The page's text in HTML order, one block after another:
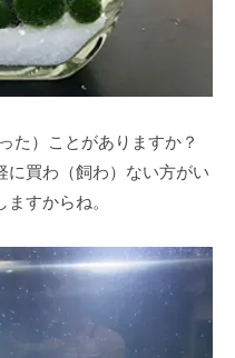
た）ことがありますか？
に買わ（飼わ）ない方がい
すからね。